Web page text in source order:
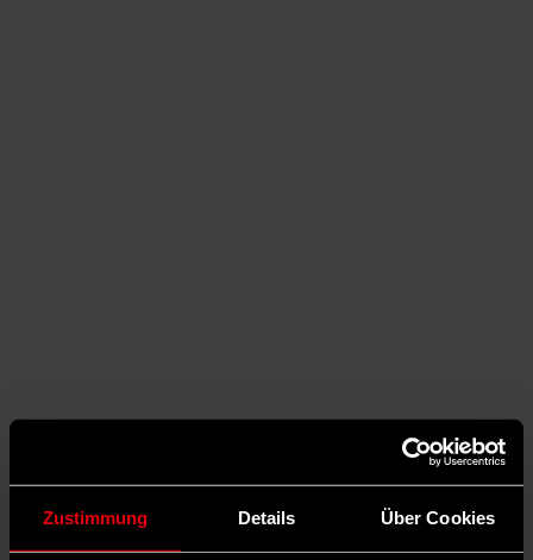
Zustimmung Details Über Cookies